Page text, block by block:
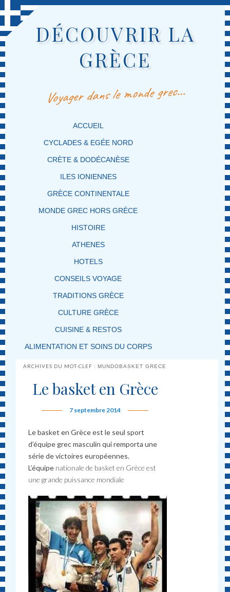
DÉCOUVRIR LA
GRÈCE
Voyager dans le monde grec…
MENU PRINCIPAL
MASQUER LA NAVIGATION PRINCIPALE
MASQUER LA NAVIGATION SECONDAIRE
ACCUEIL
CYCLADES & EGÉE NORD
CRÈTE & DODÉCANÈSE
ILES IONIENNES
GRÈCE CONTINENTALE
MONDE GREC HORS GRÈCE
HISTOIRE
ATHENES
HOTELS
CONSEILS VOYAGE
TRADITIONS GRÈCE
CULTURE GRÈCE
CUISINE & RESTOS
ALIMENTATION ET SOINS DU CORPS
ARCHIVES DU MOT-CLEF :MUNDOBASKET GRECE
Le basket en Grèce
7 septembre 2014
Le basket en Grèce est le seul sport
d’équipe grec masculin qui remporta une
série de victoires européennes.
L’équipe nationale de basket en Grèce est
une grande puissance mondiale